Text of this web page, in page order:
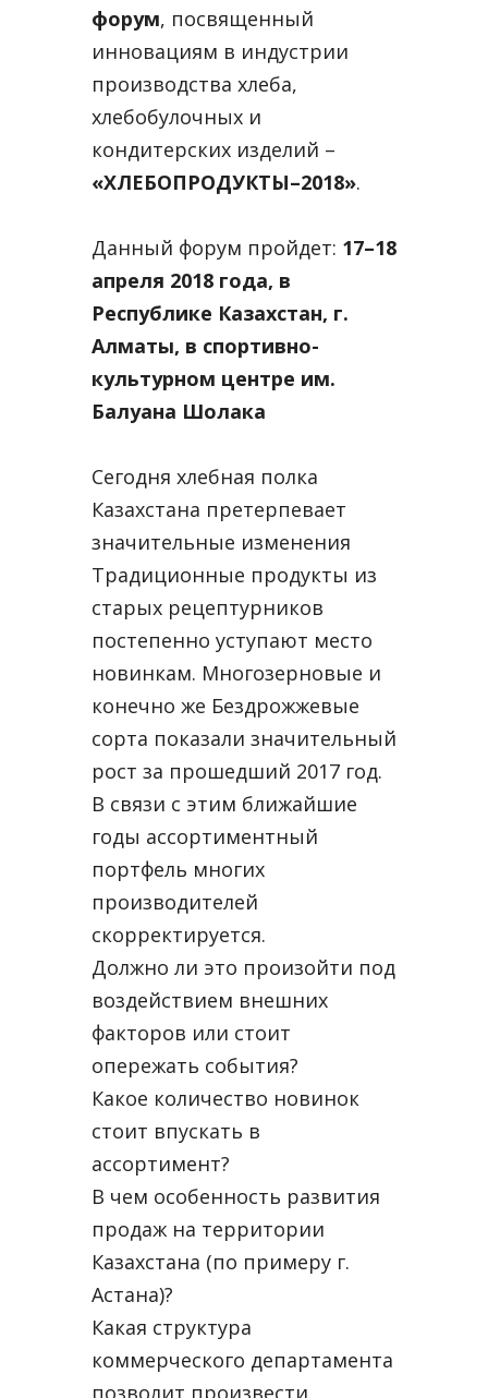
форум, посвященный
инновациям в индустрии
производства хлеба,
хлебобулочных и
кондитерских изделий –
«ХЛЕБОПРОДУКТЫ–2018».
Данный форум пройдет: 17–18
апреля 2018 года, в
Республике Казахстан, г.
Алматы, в спортивно-
культурном центре им.
Балуана Шолака
Сегодня хлебная полка
Казахстана претерпевает
значительные изменения
Традиционные продукты из
старых рецептурников
постепенно уступают место
новинкам. Многозерновые и
конечно же Бездрожжевые
сорта показали значительный
рост за прошедший 2017 год.
В связи с этим ближайшие
годы ассортиментный
портфель многих
производителей
скорректируется.
Должно ли это произойти под
воздействием внешних
факторов или стоит
опережать события?
Какое количество новинок
стоит впускать в
ассортимент?
В чем особенность развития
продаж на территории
Казахстана (по примеру г.
Астана)?
Какая структура
коммерческого департамента
позволит произвести